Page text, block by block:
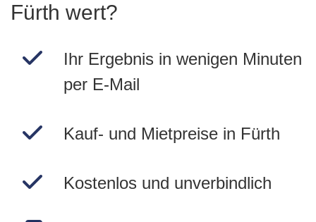
Fürth wert?
Ihr Ergebnis in wenigen Minuten
per E-Mail
Kauf- und Mietpreise in Fürth
Kostenlos und unverbindlich